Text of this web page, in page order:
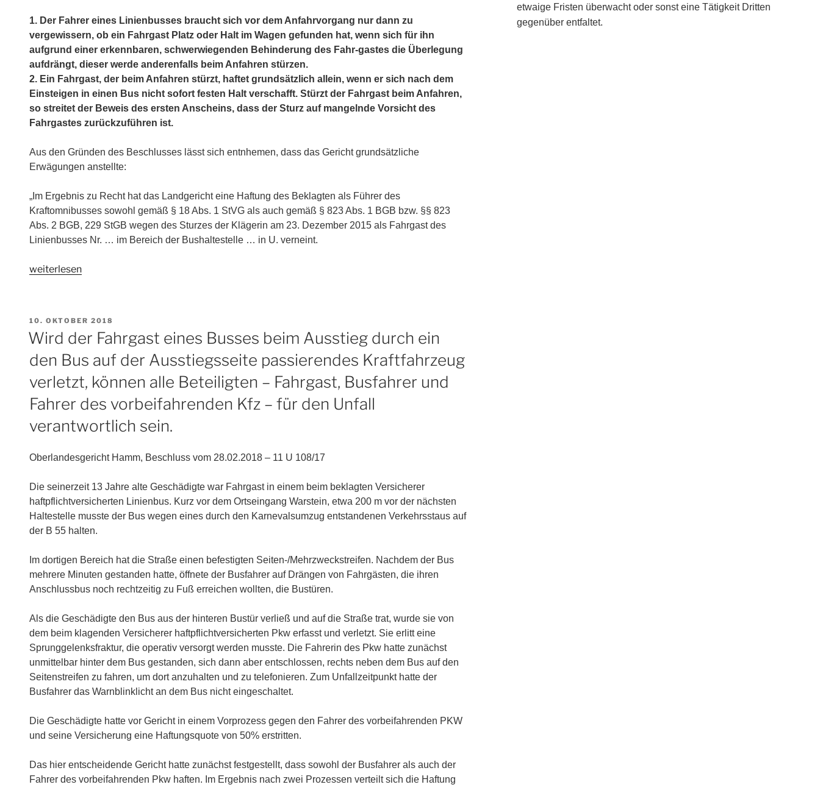
Obliegenheit
Eigensicherung
des
Fahrgastes“
1. Der Fahrer eines Linienbusses braucht sich vor dem Anfahrvorgang nur dann zu
vergewissern, ob ein Fahrgast Platz oder Halt im Wagen gefunden hat, wenn sich für ihn
aufgrund einer erkennbaren, schwerwiegenden Behinderung des Fahr-gastes die Überlegung
aufdrängt, dieser werde anderenfalls beim Anfahren stürzen.
2. Ein Fahrgast, der beim Anfahren stürzt, haftet grundsätzlich allein, wenn er sich nach dem
Einsteigen in einen Bus nicht sofort festen Halt verschafft. Stürzt der Fahrgast beim Anfahren,
so streitet der Beweis des ersten Anscheins, dass der Sturz auf mangelnde Vorsicht des
Fahrgastes zurückzuführen ist.
Aus den Gründen des Beschlusses lässt sich entnhemen, dass das Gericht grundsätzliche
Erwägungen anstellte:
„Im Ergebnis zu Recht hat das Landgericht eine Haftung des Beklagten als Führer des
Kraftomnibusses sowohl gemäß § 18 Abs. 1 StVG als auch gemäß § 823 Abs. 1 BGB bzw. §§ 823
Abs. 2 BGB, 229 StGB wegen des Sturzes der Klägerin am 23. Dezember 2015 als Fahrgast des
Linienbusses Nr. … im Bereich der Bushaltestelle … in U. verneint.
„(Keine)
beim
Sturz
eines
beim
Anfahren“
weiterlesen
VERÖFFENTLICHT
AM
10. OKTOBER 2018
Wird der Fahrgast eines Busses beim Ausstieg durch ein
den Bus auf der Ausstiegsseite passierendes Kraftfahrzeug
verletzt, können alle Beteiligten – Fahrgast, Busfahrer und
Fahrer des vorbeifahrenden Kfz – für den Unfall
verantwortlich sein.
Oberlandesgericht Hamm, Beschluss vom 28.02.2018 – 11 U 108/17
Die seinerzeit 13 Jahre alte Geschädigte war Fahrgast in einem beim beklagten Versicherer
haftpflichtversicherten Linienbus. Kurz vor dem Ortseingang Warstein, etwa 200 m vor der nächsten
Haltestelle musste der Bus wegen eines durch den Karnevalsumzug entstandenen Verkehrsstaus auf
der B 55 halten.
Im dortigen Bereich hat die Straße einen befestigten Seiten-/Mehrzweckstreifen. Nachdem der Bus
mehrere Minuten gestanden hatte, öffnete der Busfahrer auf Drängen von Fahrgästen, die ihren
Anschlussbus noch rechtzeitig zu Fuß erreichen wollten, die Bustüren.
Als die Geschädigte den Bus aus der hinteren Bustür verließ und auf die Straße trat, wurde sie von
dem beim klagenden Versicherer haftpflichtversicherten Pkw erfasst und verletzt. Sie erlitt eine
Sprunggelenksfraktur, die operativ versorgt werden musste. Die Fahrerin des Pkw hatte zunächst
unmittelbar hinter dem Bus gestanden, sich dann aber entschlossen, rechts neben dem Bus auf den
Seitenstreifen zu fahren, um dort anzuhalten und zu telefonieren. Zum Unfallzeitpunkt hatte der
Busfahrer das Warnblinklicht an dem Bus nicht eingeschaltet.
Die Geschädigte hatte vor Gericht in einem Vorprozess gegen den Fahrer des vorbeifahrenden PKW
und seine Versicherung eine Haftungsquote von 50% erstritten.
Das hier entscheidende Gericht hatte zunächst festgestellt, dass sowohl der Busfahrer als auch der
Fahrer des vorbeifahrenden Pkw haften. Im Ergebnis nach zwei Prozessen verteilt sich die Haftung
etwaige Fristen überwacht oder sonst eine Tätigkeit Dritten
gegenüber entfaltet.